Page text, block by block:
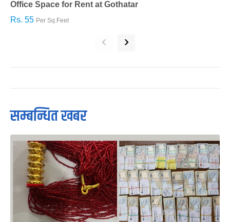
Office Space for Rent at Gothatar
Rs. 55 Per Sq.Feet
‹ ›
सम्बन्धित खबर